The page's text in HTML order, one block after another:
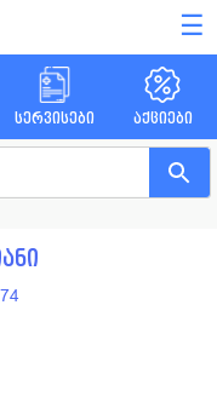
☰
სერვისები აქციები